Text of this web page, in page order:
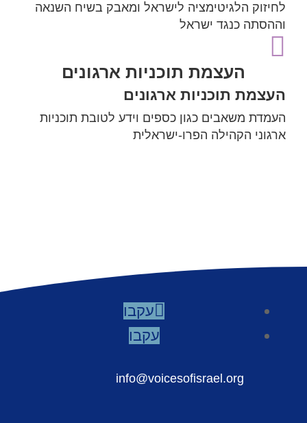
לחיזוק הלגיטימציה לישראל ומאבק בשיח השנאה
וההסתה כנגד ישראל

העצמת תוכניות ארגונים
העצמת תוכניות ארגונים
העמדת משאבים כגון כספים וידע לטובת תוכניות
ארגוני הקהילה הפרו-ישראלית
עקבו
עקבו
info@voicesofisrael.org